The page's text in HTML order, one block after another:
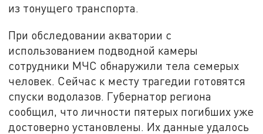
из тонущего транспорта.
При обследовании акватории с
использованием подводной камеры
сотрудники МЧС обнаружили тела семерых
человек. Сейчас к месту трагедии готовятся
спуски водолазов. Губернатор региона
сообщил, что личности пятерых погибших уже
достоверно установлены. Их данные удалось